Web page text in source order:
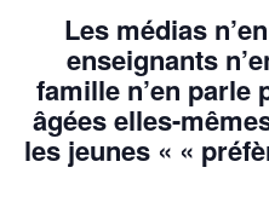
Les médias
enseignants
famille n’en parle
âgées elles-
les jeunes « «